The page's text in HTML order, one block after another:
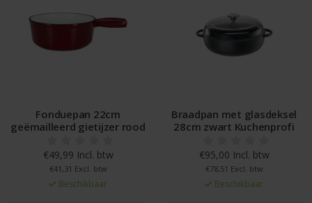
Fonduepan 22cm
geëmailleerd gietijzer rood
€49,99 Incl. btw
€41,31 Excl. btw
Beschikbaar
Braadpan met glasdeksel
28cm zwart Kuchenprofi
€95,00 Incl. btw
€78,51 Excl. btw
Beschikbaar